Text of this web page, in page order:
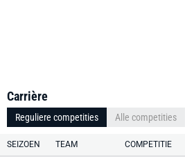
Carrière
Reguliere competities Alle competities
SEIZOEN TEAM COMPETITIE